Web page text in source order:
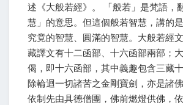
述《大般若經》。 「般若」是梵語，
慧」的意思。但這個般若智慧，講的是
究竟的智慧、圓滿的智慧。大般若經
藏譯文有十二函部、十六函部兩部；
偈，即十六函部，其中義趣包含三藏
除輪迴一切諸苦之金剛寶劍，亦是諸佛
依制先由具德僧團，佛前燃燈供佛，